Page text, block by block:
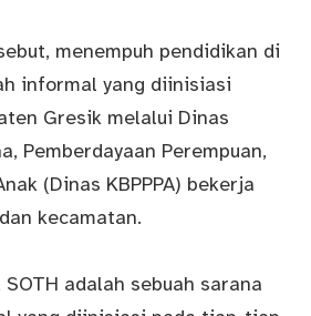
menempuh pendidikan di
informal yang diinisiasi
Gresik melalui Dinas
Pemberdayaan Perempuan,
(Dinas KBPPPA) bekerja
kecamatan.
adalah sebuah sarana